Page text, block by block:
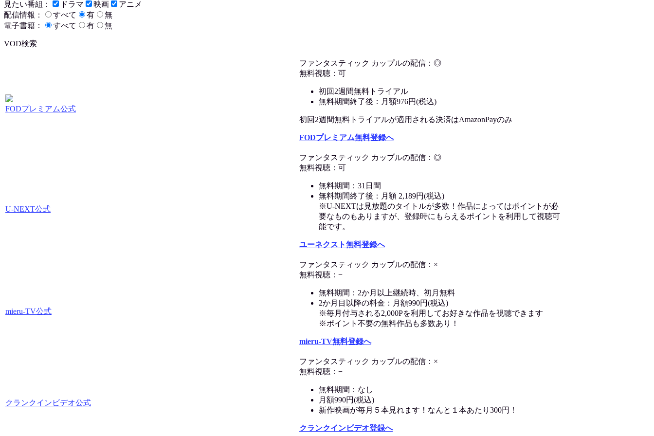
見たい番組：
ドラマ 映画
アニメ
配信情報：
すべて 有
無
電子書籍：
すべて 有 無
VOD検索
FODプレミアム公式
ファンタスティック カップルの配信：◎
無料視聴：可
初回2週間無料トライアル
無料期間終了後：月額976円(税込)
初回2週間無料トライアルが適用される決済はAmazonPayのみ
FODプレミアム無料登録へ
U-NEXT公式
ファンタスティック カップルの配信：◎
無料視聴：可
無料期間：31日間
無料期間終了後：月額 2,189円(税込)
※U-NEXTは見放題のタイトルが多数！作品によってはポイントが必
要なものもありますが、登録時にもらえるポイントを利用して視聴可
能です。
ユーネクスト無料登録へ
mieru-TV公式
ファンタスティック カップルの配信：×
無料視聴：−
無料期間：2か月以上継続時、初月無料
2か月目以降の料金：月額990円(税込)
※毎月付与される2,000Pを利用してお好きな作品を視聴できます
※ポイント不要の無料作品も多数あり！
mieru-TV無料登録へ
クランクインビデオ公式
ファンタスティック カップルの配信：×
無料視聴：−
無料期間：なし
月額990円(税込)
新作映画が毎月５本見れます！なんと１本あたり300円！
クランクインビデオ登録へ